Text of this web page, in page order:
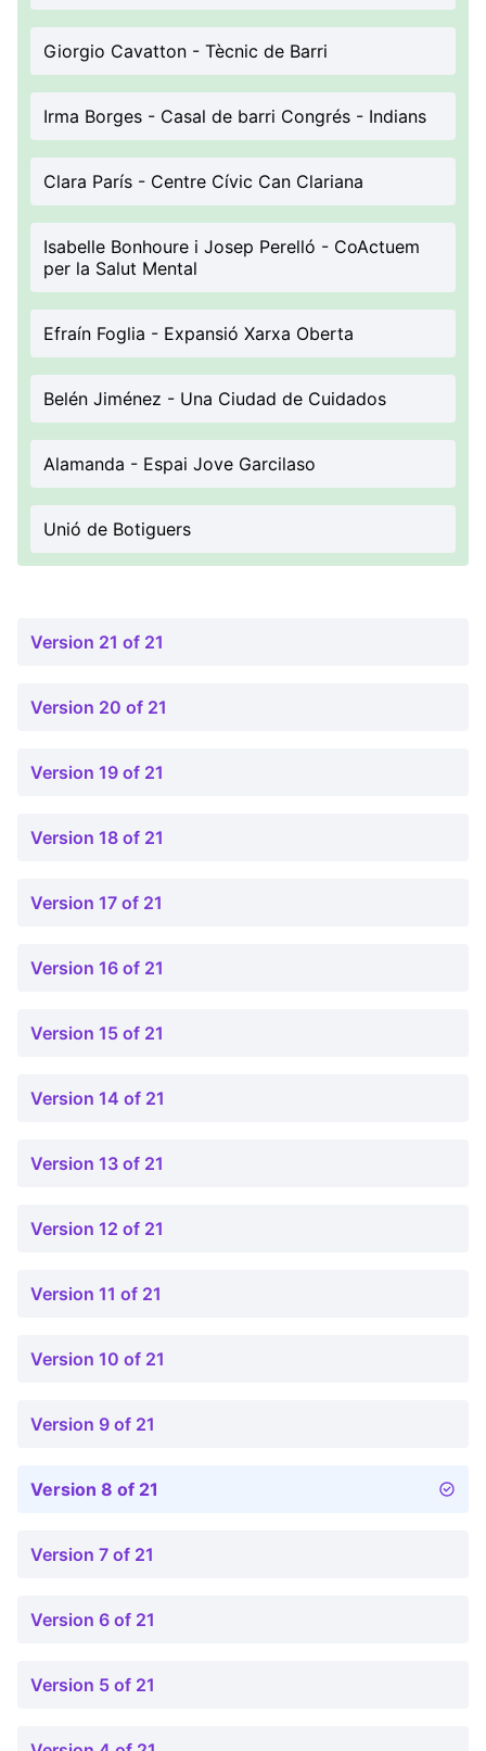
Giorgio Cavatton - Tècnic de Barri
Irma Borges - Casal de barri Congrés - Indians
Clara París - Centre Cívic Can Clariana
Isabelle Bonhoure i Josep Perelló - CoActuem
per la Salut Mental
Efraín Foglia - Expansió Xarxa Oberta
Belén Jiménez - Una Ciudad de Cuidados
Alamanda - Espai Jove Garcilaso
Unió de Botiguers
Version 21 of 21
Version 20 of 21
Version 19 of 21
Version 18 of 21
Version 17 of 21
Version 16 of 21
Version 15 of 21
Version 14 of 21
Version 13 of 21
Version 12 of 21
Version 11 of 21
Version 10 of 21
Version 9 of 21
Version 8 of 21
Version 7 of 21
Version 6 of 21
Version 5 of 21